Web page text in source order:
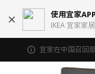
使用宜家
IKEA 宜家家居
宜家在中国召回